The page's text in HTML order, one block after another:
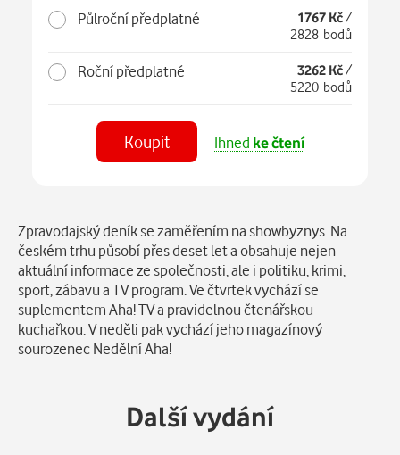
Půlroční předplatné 1767 Kč/
2828 bodů
Roční předplatné 3262 Kč/
5220 bodů
Koupit Ihned ke čtení
Popis
Zpravodajský deník se zaměřením na showbyznys. Na
českém trhu působí přes deset let a obsahuje nejen
aktuální informace ze společnosti, ale i politiku, krimi,
sport, zábavu a TV program. Ve čtvrtek vychází se
suplementem Aha! TV a pravidelnou čtenářskou
kuchařkou. V neděli pak vychází jeho magazínový
sourozenec Nedělní Aha!
Další vydání